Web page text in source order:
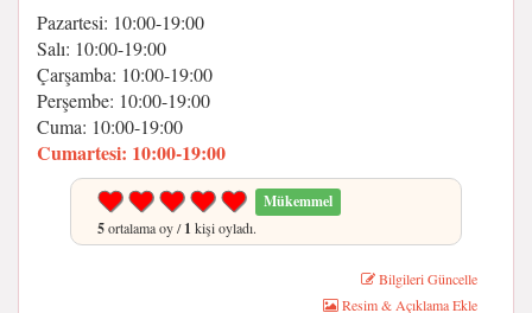
Pazartesi: 10:00-19:00
Salı: 10:00-19:00
Çarşamba: 10:00-19:00
Perşembe: 10:00-19:00
Cuma: 10:00-19:00
Cumartesi: 10:00-19:00
Mükemmel
5ortalama oy /1 kişi oyladı.
Bilgileri Güncelle
Resim & Açıklama Ekle